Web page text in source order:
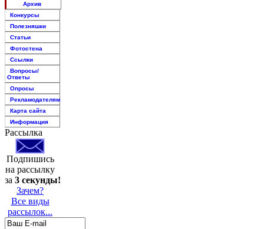
Архив
Конкурсы
Полезняшки
Статьи
Фотостена
Ссылки
Вопросы/
Ответы
Опросы
Рекламодателям
Карта сайта
Информация
Рассылка
Подпишись
на рассылку
за 3 секунды!
Зачем?
Все виды
рассылок...